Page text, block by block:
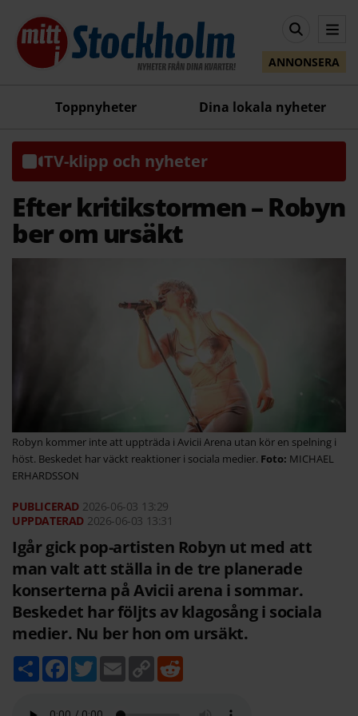
ANNONSERA
Toppnyheter Dina lokala nyheter
TV-klipp och nyheter
Efter kritikstormen – Robyn
ber om ursäkt
Robyn kommer inte att uppträda i Avicii Arena utan kör en spelning i
höst. Beskedet har väckt reaktioner i sociala medier.
MICHAEL
ERHARDSSON
2026-06-03 13:29
2026-06-03 13:31
Igår gick pop-artisten Robyn ut med att
man valt att ställa in de tre planerade
konserterna på Avicii arena i sommar.
Beskedet har följts av klagosång i sociala
medier. Nu ber hon om ursäkt.
D
e
F T
w
E
m
C
o